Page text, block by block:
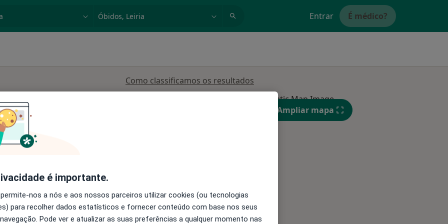
p. ex. Lisboa Entrar É médico?
Como classificamos os resultados
da Rainha •Mapa
Qui, Sex,
14 Ago
Ampliar mapa
é importante.
nos a nós e aos nossos parceiros utilizar cookies (ou tecnologias
para recolher dados estatísticos e fornecer conteúdo com base nos seus
Pode ver e atualizar as suas preferências a qualquer momento nas